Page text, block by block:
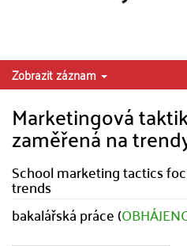
Zobrazit záznam
Marketingová
zaměřená na
School marketing tactics
trends
bakalářská práce (